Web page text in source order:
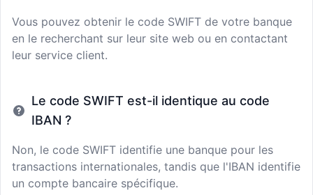
Vous pouvez obtenir le code SWIFT de votre banque
en le recherchant sur leur site web ou en contactant
leur service client.
Le code SWIFT est-il identique au code
IBAN ?
Non, le code SWIFT identifie une banque pour les
transactions internationales, tandis que l'IBAN identifie
un compte bancaire spécifique.